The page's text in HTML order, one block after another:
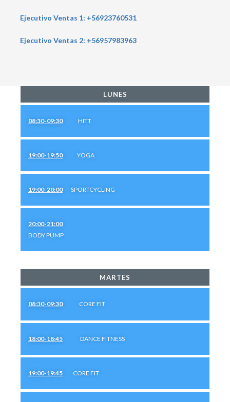
Ejecutivo Ventas 1: +56923760531
Ejecutivo Ventas 2: +56957983963
LUNES
08:30-09:30HITT
19:00-19:50YOGA
19:00-20:00SPORTCYCLING
20:00-21:00
BODY PUMP
MARTES
08:30-09:30CORE FIT
18:00-18:45 DANCE FITNESS
19:00-19:45 CORE FIT